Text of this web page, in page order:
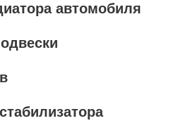
автомобиля